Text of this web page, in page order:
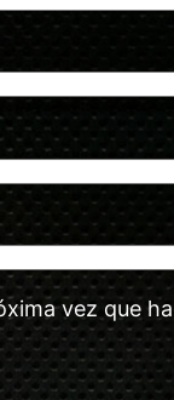
vez que